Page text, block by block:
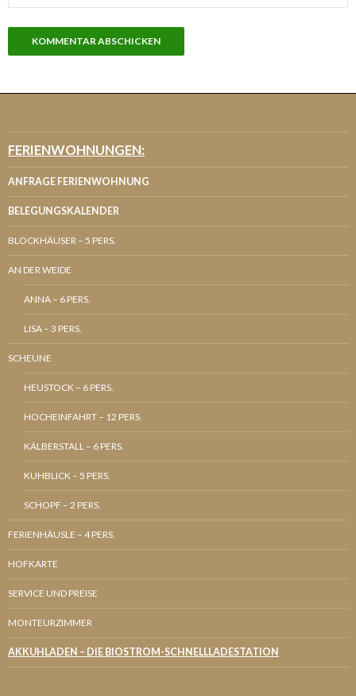
FERIENWOHNUNGEN:
ANFRAGE FERIENWOHNUNG
BELEGUNGSKALENDER
BLOCKHÄUSER – 5 PERS.
AN DER WEIDE
ANNA – 6 PERS.
LISA – 3 PERS.
SCHEUNE
HEUSTOCK – 6 PERS.
HOCHEINFAHRT – 12 PERS.
KÄLBERSTALL – 6 PERS.
KUHBLICK – 5 PERS.
SCHOPF – 2 PERS.
FERIENHÄUSLE – 4 PERS.
HOFKARTE
SERVICE UND PREISE
MONTEURZIMMER
AKKUHLADEN – DIE BIOSTROM-SCHNELLLADESTATION